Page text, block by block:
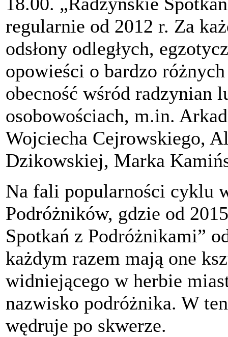
regularnie od 2012 r. Za
odsłony odległych,
opowieści o bardzo
obecność wśród radzynian
osobowościach, m.in.
Wojciecha Cejrowskiego,
Dzikowskiej, Marka
Na fali popularności cyklu
Podróżników, gdzie od
Spotkań z Podróżnikami”
każdym razem mają one
widniejącego w herbie
nazwisko podróżnika. W
wędruje po skwerze.